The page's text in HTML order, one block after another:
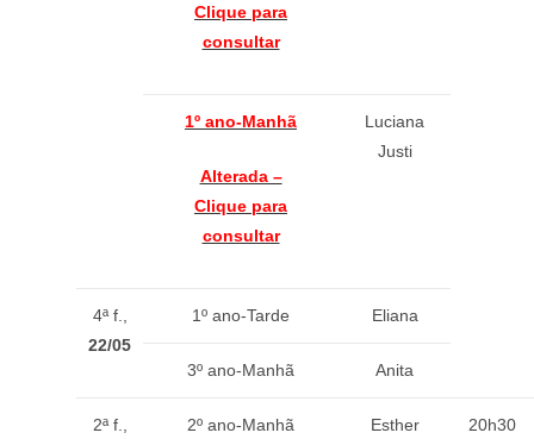
Clique para
consultar
1º ano-Manhã
Alterada –
Clique para
consultar
Luciana
Justi
4ª f.,
22/05
1º ano-Tarde Eliana
3º ano-Manhã Anita
2ª f.,
2º ano-Manhã Esther
20h30